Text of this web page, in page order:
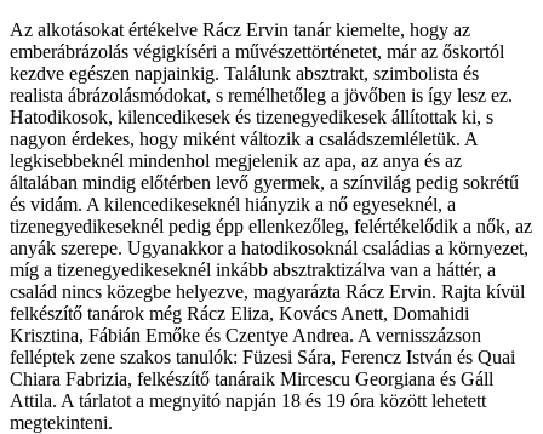
Az alkotásokat értékelve Rácz Ervin tanár kiemelte, hogy az
emberábrázolás végigkíséri a művészettörténetet, már az őskortól
kezdve egészen napjainkig. Találunk absztrakt, szimbolista és
realista ábrázolásmódokat, s remélhetőleg a jövőben is így lesz ez.
Hatodikosok, kilencedikesek és tizenegyedikesek állítottak ki, s
nagyon érdekes, hogy miként változik a családszemléletük. A
legkisebbeknél mindenhol megjelenik az apa, az anya és az
általában mindig előtérben levő gyermek, a színvilág pedig sokrétű
és vidám. A kilencedikeseknél hiányzik a nő egyeseknél, a
tizenegyedikeseknél pedig épp ellenkezőleg, felértékelődik a nők, az
anyák szerepe. Ugyanakkor a hatodikosoknál családias a környezet,
míg a tizenegyedikeseknél inkább absztraktizálva van a háttér, a
család nincs közegbe helyezve, magyarázta Rácz Ervin. Rajta kívül
felkészítő tanárok még Rácz Eliza, Kovács Anett, Domahidi
Krisztina, Fábián Emőke és Czentye Andrea. A vernisszázson
felléptek zene szakos tanulók: Füzesi Sára, Ferencz István és Quai
Chiara Fabrizia, felkészítő tanáraik Mircescu Georgiana és Gáll
Attila. A tárlatot a megnyitó napján 18 és 19 óra között lehetett
megtekinteni.